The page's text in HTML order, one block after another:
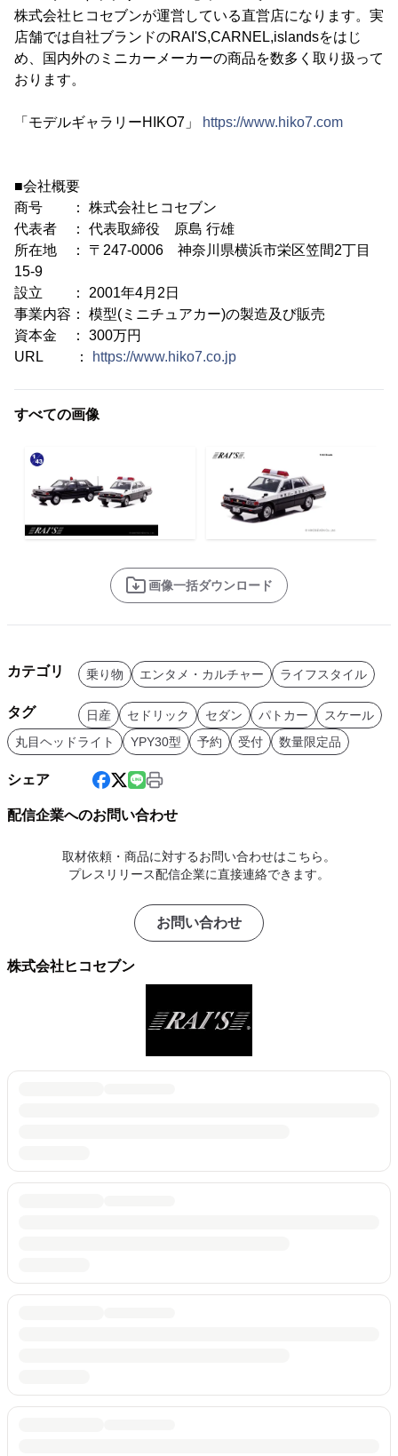
株式会社ヒコセブンが運営している直営店になります。実
店舗では自社ブランドのRAI'S,CARNEL,islandsをはじ
め、国内外のミニカーメーカーの商品を数多く取り扱って
おります。
「モデルギャラリーHIKO7」 https://www.hiko7.com
■会社概要
商号 ： 株式会社ヒコセブン
代表者 ： 代表取締役 原島 行雄
所在地 ： 〒247-0006 神奈川県横浜市栄区笠間2丁目
15-9
設立 ： 2001年4月2日
事業内容： 模型(ミニチュアカー)の製造及び販売
資本金 ： 300万円
URL ：
https://www.hiko7.co.jp
すべての画像
画像一括ダウンロード
カテゴリ 乗り物 エンタメ・カルチャー ライフスタイル
タグ 日産 セドリック セダン パトカー
スケール
丸目ヘッドライト
YPY30型 予約 受付 数量限定品
シェア
配信企業へのお問い合わせ
取材依頼・商品に対するお問い合わせはこちら。
プレスリリース配信企業に直接連絡できます。
お問い合わせ
株式会社ヒコセブン